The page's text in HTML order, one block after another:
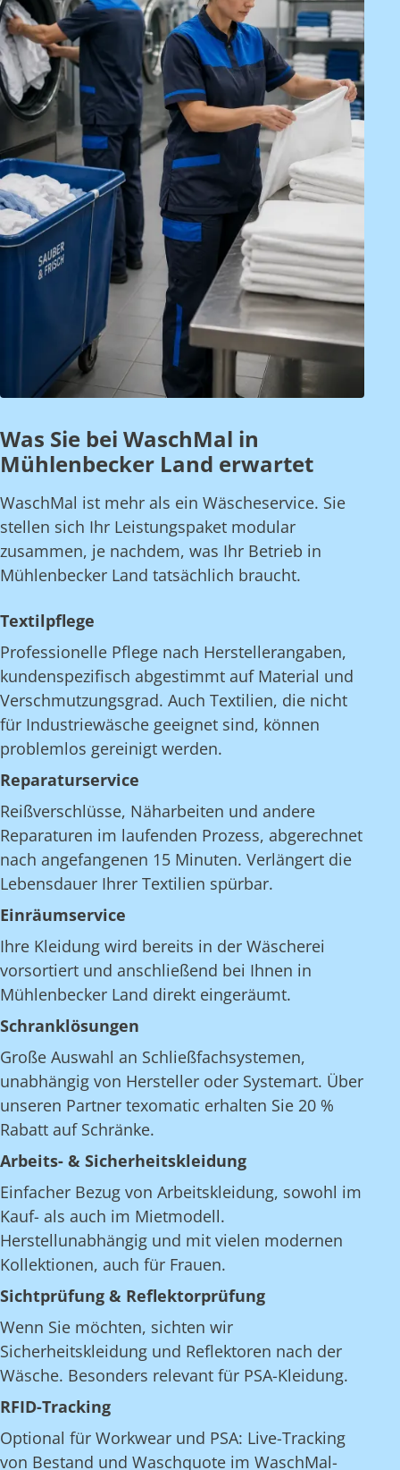
Was Sie bei WaschMal in
Mühlenbecker Land erwartet
WaschMal ist mehr als ein Wäscheservice. Sie
stellen sich Ihr Leistungspaket modular
zusammen, je nachdem, was Ihr Betrieb in
Mühlenbecker Land tatsächlich braucht.
Textilpflege
Professionelle Pflege nach Herstellerangaben,
kundenspezifisch abgestimmt auf Material und
Verschmutzungsgrad. Auch Textilien, die nicht
für Industriewäsche geeignet sind, können
problemlos gereinigt werden.
Reparaturservice
Reißverschlüsse, Näharbeiten und andere
Reparaturen im laufenden Prozess, abgerechnet
nach angefangenen 15 Minuten. Verlängert die
Lebensdauer Ihrer Textilien spürbar.
Einräumservice
Ihre Kleidung wird bereits in der Wäscherei
vorsortiert und anschließend bei Ihnen in
Mühlenbecker Land direkt eingeräumt.
Schranklösungen
Große Auswahl an Schließfachsystemen,
unabhängig von Hersteller oder Systemart. Über
unseren Partner texomatic erhalten Sie 20 %
Rabatt auf Schränke.
Arbeits- & Sicherheitskleidung
Einfacher Bezug von Arbeitskleidung, sowohl im
Kauf- als auch im Mietmodell.
Herstellunabhängig und mit vielen modernen
Kollektionen, auch für Frauen.
Sichtprüfung & Reflektorprüfung
Wenn Sie möchten, sichten wir
Sicherheitskleidung und Reflektoren nach der
Wäsche. Besonders relevant für PSA-Kleidung.
RFID-Tracking
Optional für Workwear und PSA: Live-Tracking
von Bestand und Waschquote im WaschMal-